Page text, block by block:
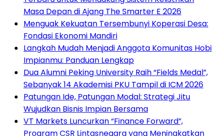
Masa Depan di Ajang The Smarter E 2026
Menguak Kekuatan Tersembunyi Koperasi Desa:
Fondasi Ekonomi Mandiri
Langkah Mudah Menjadi Anggota Komunitas Hobi
Impianmu: Panduan Lengkap
Dua Alumni Peking University Raih “Fields Medal”,
Sebanyak 14 Akademisi PKU Tampil di ICM 2026
Patungan Ide, Patungan Modal: Strategi Jitu
Wujudkan Bisnis Impian Bersama
VT Markets Luncurkan “Finance Forward”,
Program CSR Lintasnegara yang Meningkatkan